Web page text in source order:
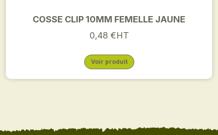
COSSE CLIP 10MM FEMELLE JAUNE
0,48 €HT
Voir produit